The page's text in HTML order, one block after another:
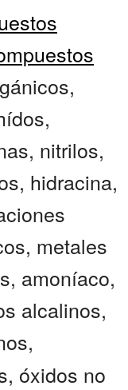
nitrilos,
hidracina,
metales
amoníaco,
alcalinos,
óxidos no